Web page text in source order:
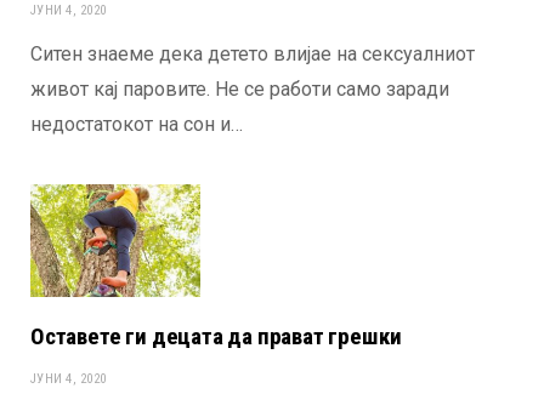
ЈУНИ 4, 2020
Ситен знаеме дека детето влијае на сексуалниот
живот кај паровите. Не се работи само заради
недостатокот на сон и…
Оставете ги децата да прават грешки
ЈУНИ 4, 2020